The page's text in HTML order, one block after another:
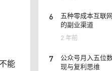
能
6
五种零成本互联
的副业渠道
2 年前
7
公众号月入五位
现与复利思维